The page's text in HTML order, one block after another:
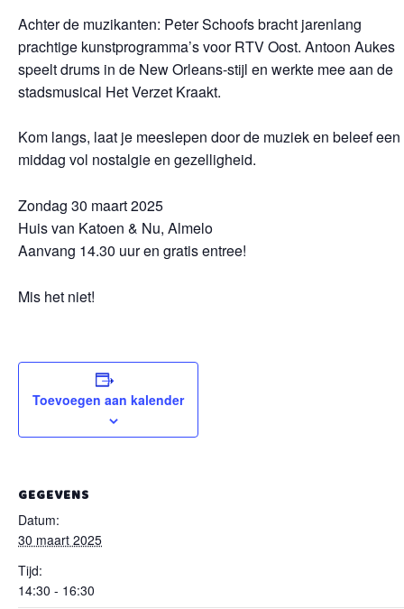
Achter de muzikanten: Peter Schoofsbracht jarenlang
prachtige kunstprogramma’s voor RTV Oost. Antoon Aukes
speelt drums in de New Orleans-stijl en werkte mee aan de
stadsmusical Het Verzet Kraakt.
Kom langs, laat je meeslepen door de muziek en beleef een
middag vol nostalgie en gezelligheid.
Zondag 30 maart 2025
Huis van Katoen & Nu, Almelo
Aanvang 14.30 uur en gratis entree!
Mis het niet!
Toevoegen aan kalender
GEGEVENS
Datum:
30 maart 2025
Tijd:
14:30 - 16:30